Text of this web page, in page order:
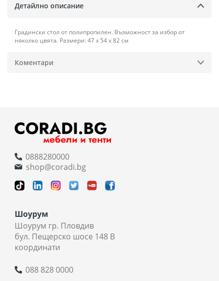
Детайлно описание
Градински стол от полипропилен. Възможност за избор от
няколко цвята. Размери: 47 х 54 х 82 см
Коментари
0888280000
shop@coradi.bg
Шоурум
Шоурум гр. Пловдив
бул. Пещерско шосе 148 В
координати
088 828 0000